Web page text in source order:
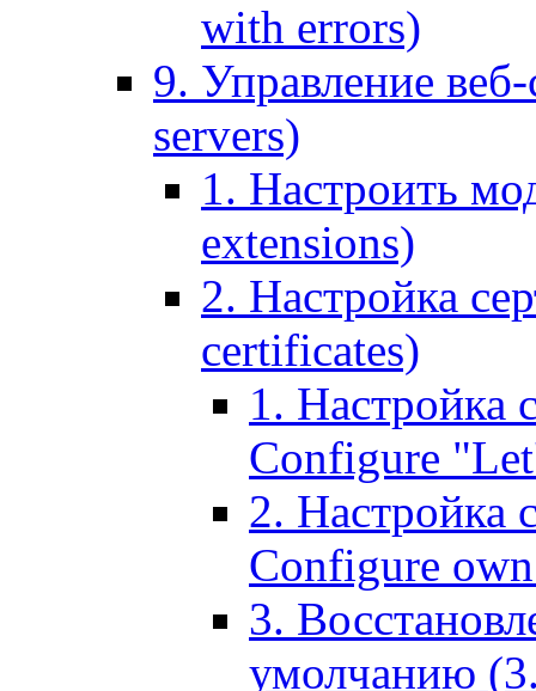
with errors)
9. Управление
servers)
1. Настроить
extensions)
2. Настройка
certificates)
1. Настройка
Configure
2. Настройка
Configure
3.
умолчанию